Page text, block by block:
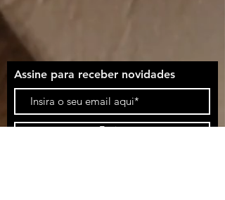
preto, acabamento em overlock,
tamanho 30 x 40 cm.
Assine para receber novidades
Enviar